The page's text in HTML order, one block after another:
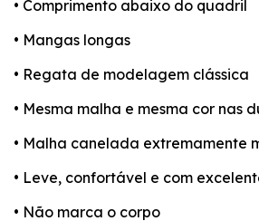
• Comprimento abaixo do quadril
• Mangas longas
• Regata de modelagem clássica
• Mesma malha e mesma cor nas
• Malha canelada extremamente
• Leve, confortável e com
• Não marca o corpo